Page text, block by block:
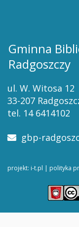
Gminna
Radgoszczy
ul. W. Witosa 12
33-207
tel. 14 6414102
gbp-
projekt: i-t.pl | polityka